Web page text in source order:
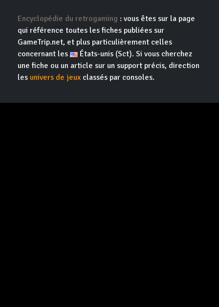
Encyclopédie du retrogaming : vous êtes sur la page
qui référence toutes les fiches publiées sur
GameTrip.net, et plus particulièrement celles
concernant les
États-unis (Sct). Si vous cherchez
une fiche ou un article sur un support précis, direction
les univers de jeux classés par consoles.